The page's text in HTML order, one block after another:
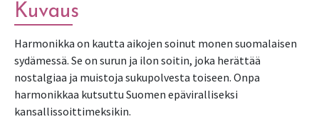
Kuvaus
Harmonikka on kautta aikojen soinut monen suomalaisen
sydämessä. Se on surun ja ilon soitin, joka herättää
nostalgiaa ja muistoja sukupolvesta toiseen. Onpa
harmonikkaa kutsuttu Suomen epäviralliseksi
kansallissoittimeksikin.